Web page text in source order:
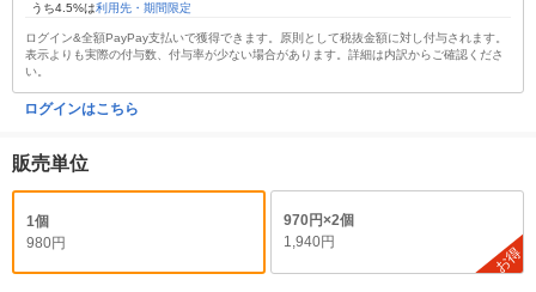
うち4.5%は利用先・期間限定
ログイン&全額PayPay支払いで獲得できます。原則として税抜金額に対し付与されます。
表示よりも実際の付与数、付与率が少ない場合があります。詳細は内訳からご確認くださ
い。
ログインはこちら
販売単位
1個
980円
970円×2個
1,940円
お得